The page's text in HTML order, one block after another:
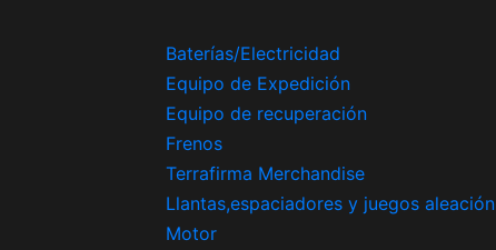
Baterías/Electricidad
Equipo de Expedición
Equipo de recuperación
Frenos
Terrafirma Merchandise
Llantas,espaciadores y juegos aleación
Motor